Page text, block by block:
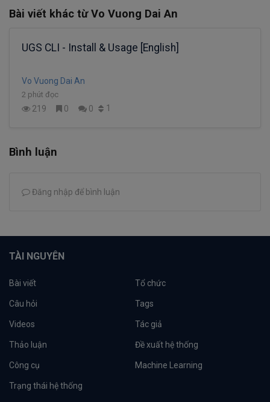
Bài viết khác từ Vo Vuong Dai An
UGS CLI - Install & Usage [English]
Vo Vuong Dai An
2 phút đọc
219 0 0 1
Bình luận
Đăng nhập để bình luận
TÀI NGUYÊN
Bài viết Tổ chức
Câu hỏi Tags
Videos Tác giả
Thảo luận Đề xuất hệ thống
Công cụ Machine Learning
Trạng thái hệ thống